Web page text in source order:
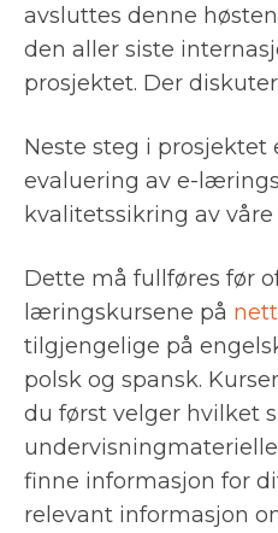
avsluttes denne
den aller siste
prosjektet. Der
Neste steg i prosjektet
evaluering av e-
kvalitetssikring av
Dette må fullføres før
læringskursene på
tilgjengelige på
polsk og spansk.
du først velger hvilket
finne informasjon for
relevant informasjon